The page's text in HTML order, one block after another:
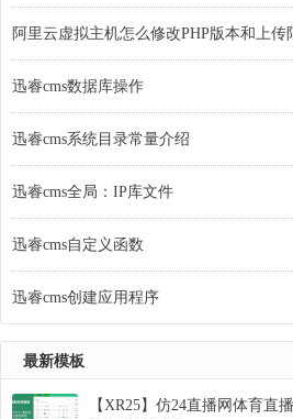
阿里云虚拟主机怎么修改PHP版本和上传
迅睿cms数据库操作
迅睿cms系统目录常量介绍
迅睿cms全局：IP库文件
迅睿cms自定义函数
迅睿cms创建应用程序
最新模板
【XR25】仿24直播网体育直